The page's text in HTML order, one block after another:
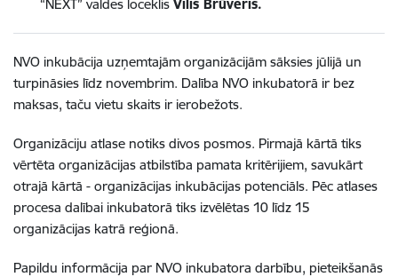
“NEXT” valdes loceklis Vilis Brūveris.
NVO inkubācija uzņemtajām organizācijām sāksies jūlijā un
turpināsies līdz novembrim. Dalība NVO inkubatorā ir bez
maksas, taču vietu skaits ir ierobežots.
Organizāciju atlase notiks divos posmos. Pirmajā kārtā tiks
vērtēta organizācijas atbilstība pamata kritērijiem, savukārt
otrajā kārtā - organizācijas inkubācijas potenciāls. Pēc atlases
procesa dalībai inkubatorā tiks izvēlētas 10 līdz 15
organizācijas katrā reģionā.
Papildu informācija par NVO inkubatora darbību, pieteikšanās